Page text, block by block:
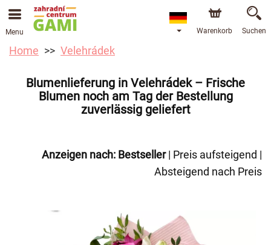
Menu Warenkorb Suchen
Home Velehrádek
Blumenlieferung in Velehrádek – Frische
Blumen noch am Tag der Bestellung
zuverlässig geliefert
Anzeigen nach: Bestseller| Preis aufsteigend |
Absteigend nach Preis